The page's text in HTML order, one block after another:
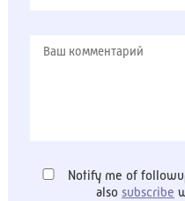
Notify me of
also subscribe